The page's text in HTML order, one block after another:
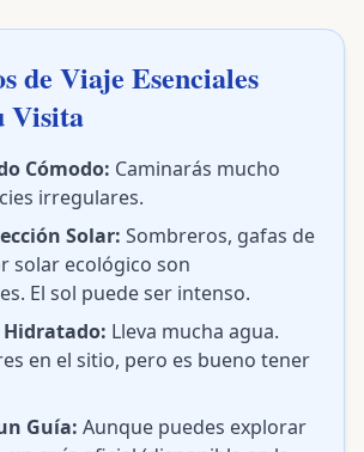
de Viaje Esenciales
Visita
Cómodo: Caminarás mucho
irregulares.
Solar: Sombreros, gafas de
solar ecológico son
El sol puede ser intenso.
Lleva mucha agua.
en el sitio, pero es bueno tener
Guía: Aunque puedes explorar